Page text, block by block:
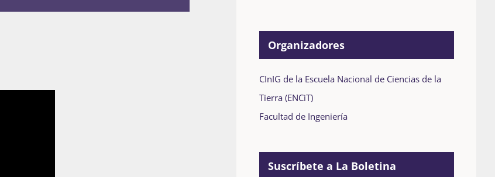
Organizadores
CInIG de la Escuela Nacional de Ciencias de la
Tierra (ENCiT)
Facultad de Ingeniería
Suscríbete a La Boletina